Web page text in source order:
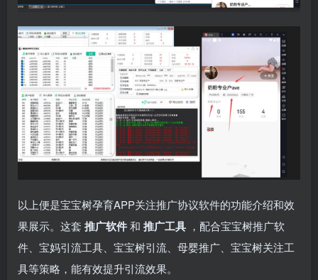
以上便是宝宝树孕育APP关注推广协议软件的功能介绍和效
果展示。这套 推广软件和 推广工具 ，配合宝宝树推广软
件、宝妈引流工具、宝宝树引流、母婴推广、宝宝树关注工
具等策略，能有效提升引流效果。